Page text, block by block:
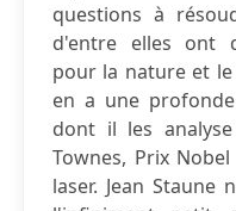
questions à
d'entre elles ont
pour la nature et le
en a une
dont il les
Townes, Prix
laser. Jean